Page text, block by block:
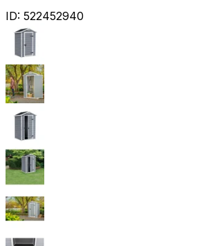
ID: 522452940